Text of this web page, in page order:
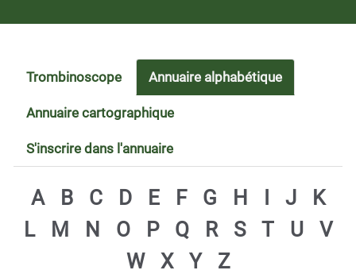
Trombinoscope Annuaire alphabétique
Annuaire cartographique
S'inscrire dans l'annuaire
A B C D E F G H J
K
L
M N O P Q R S T U
V
W
X Y Z